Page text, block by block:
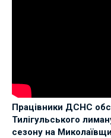
Працівники ДСНС
Тилігульського
сезону на